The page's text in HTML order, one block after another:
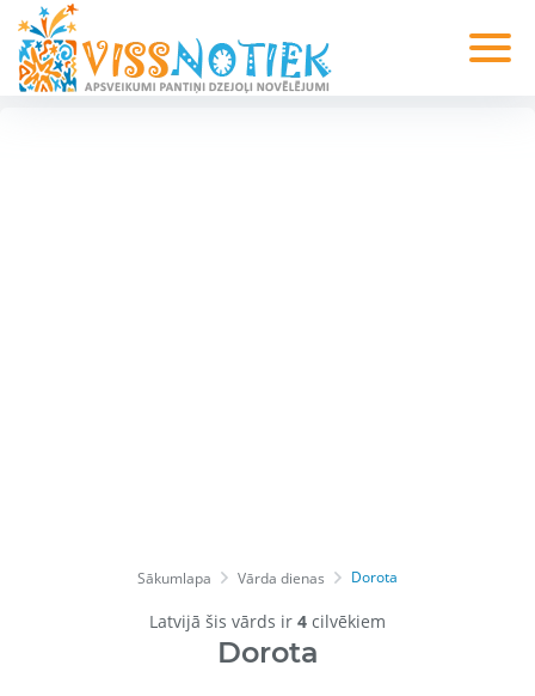
Sākumlapa Vārda dienas Dorota
Latvijā šis vārds ir 4 cilvēkiem
Dorota